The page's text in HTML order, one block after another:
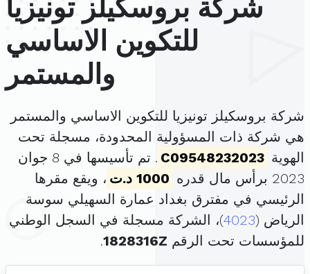
شركة بروسكيلز تونيزيا
للتكوين الاساسي
والمستمر
شركة بروسكيلز تونيزيا للتكوين الاساسي والمستمر
هي شركة ذات المسؤولية المحدودة، مسجلة تحت
الهوية C09548232023
. تم تأسيسها في 8 جوان
2023 برأس مال قدره
1000 د.ت
، ويقع مقرها
الرئيسي في مفترق بغداد عمارة السهيلي سوسة
الرياض (4023)، الشركة مسجلة في السجل الوطني
للمؤسسات تحت الرقم 1828316Z
.